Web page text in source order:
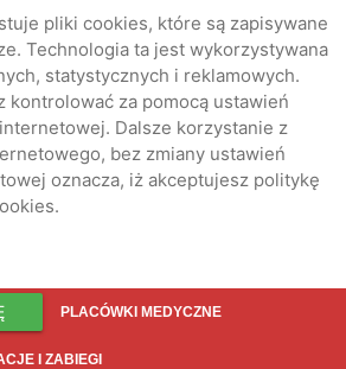
pliki cookies, które są zapisywane
Technologia ta jest wykorzystywana
statystycznych i reklamowych.
kontrolować za pomocą ustawień
Dalsze korzystanie z
bez zmiany ustawień
oznacza, iż akceptujesz politykę
PLACÓWKI MEDYCZNE
I ZABIEGI